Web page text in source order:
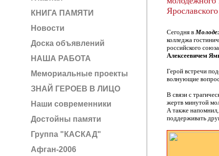
КНИГА ПАМЯТИ
Новости
Доска объявлений
НАША РАБОТА
Мемориальные проекты
ЗНАЙ ГЕРОЕВ В ЛИЦО
Наши современники
Достойны памяти
Группа "КАСКАД"
Афган-2006
Сегодня в
колледжа
российского
Алексеевичем
Герой встречи
волнующие
В связи с
жертв минутой
А также
поддерживать